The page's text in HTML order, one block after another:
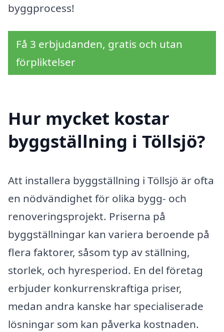
byggprocess!
Få 3 erbjudanden, gratis och utan
förpliktelser
Hur mycket kostar
byggställning i Töllsjö?
Att installera byggställning i Töllsjö är ofta
en nödvändighet för olika bygg- och
renoveringsprojekt. Priserna på
byggställningar kan variera beroende på
flera faktorer, såsom typ av ställning,
storlek, och hyresperiod. En del företag
erbjuder konkurrenskraftiga priser,
medan andra kanske har specialiserade
lösningar som kan påverka kostnaden.